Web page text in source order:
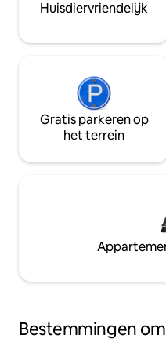
Huisdiervriendelijk
Gratis parkeren op
het terrein
Bestemmingen